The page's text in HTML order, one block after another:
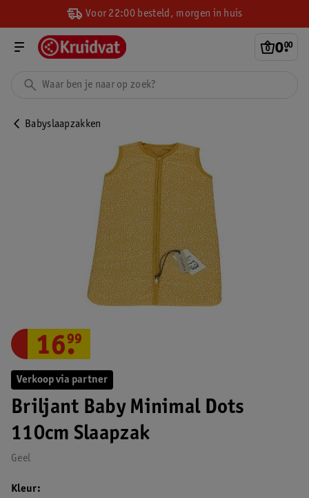
Voor 22:00 besteld, morgen in huis
0.
00
Babyslaapzakken
Verkoop via partner
Briljant Baby Minimal Dots
110cm Slaapzak
Geel
16.
99
Kleur